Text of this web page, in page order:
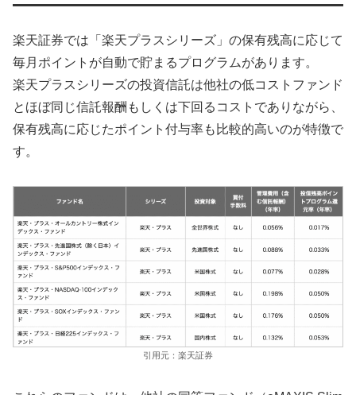
楽天証券では「楽天プラスシリーズ」の保有残高に応じて
毎月ポイントが自動で貯まるプログラムがあります。
楽天プラスシリーズの投資信託は他社の低コストファンド
とほぼ同じ信託報酬もしくは下回るコストでありながら、
保有残高に応じたポイント付与率も比較的高いのが特徴で
す。
引用元：楽天証券